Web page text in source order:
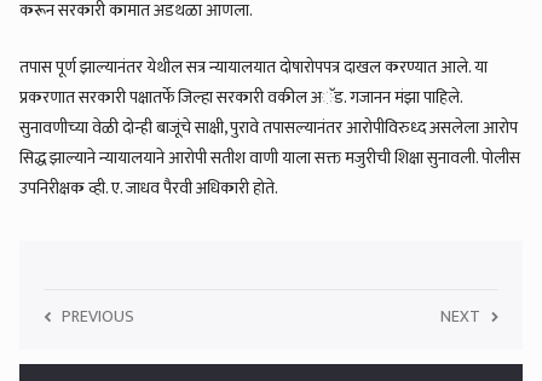
करून सरकारी कामात अडथळा आणला.
तपास पूर्ण झाल्यानंतर येथील सत्र न्यायालयात दोषारोपपत्र दाखल करण्यात आले. या
प्रकरणात सरकारी पक्षातर्फे जिल्हा सरकारी वकील अॅड. गजानन मंझा पाहिले.
सुनावणीच्या वेळी दोन्ही बाजूंचे साक्षी, पुरावे तपासल्यानंतर आरोपीविरुध्द असलेला आरोप
सिद्ध झाल्याने न्यायालयाने आरोपी सतीश वाणी याला सक्त मजुरीची शिक्षा सुनावली. पोलीस
उपनिरीक्षक व्ही. ए. जाधव पैरवी अधिकारी होते.
PREVIOUS NEXT